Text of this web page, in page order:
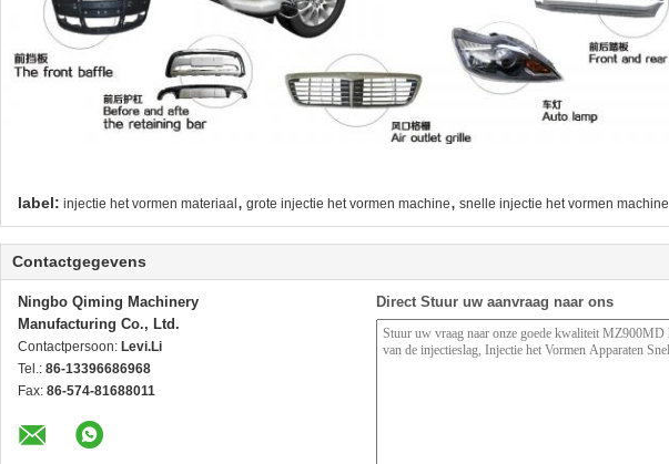
label: injectie het vormen materiaal, grote injectie het vormen machine, snelle injectie het vormen machine
Contactgegevens
Ningbo Qiming Machinery
Manufacturing Co., Ltd.
Contactpersoon: Levi.Li
Tel.: 86-13396686968
Fax: 86-574-81688011
Direct Stuur uw aanvraag naar ons